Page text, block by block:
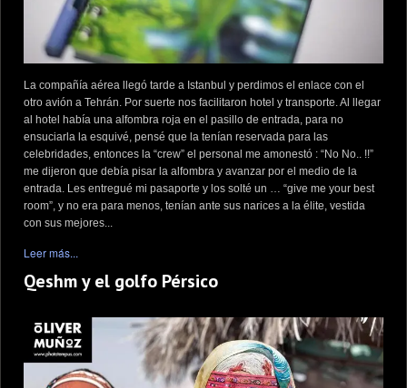
La compañía aérea llegó tarde a Istanbul y perdimos el enlace con el
otro avión a Tehrán. Por suerte nos facilitaron hotel y transporte. Al llegar
al hotel había una alfombra roja en el pasillo de entrada, para no
ensuciarla la esquivé, pensé que la tenían reservada para las
celebridades, entonces la “crew” el personal me amonestó : “No No.. !!”
me dijeron que debía pisar la alfombra y avanzar por el medio de la
entrada. Les entregué mi pasaporte y los solté un … “give me your best
room”, y no era para menos, tenían ante sus narices a la élite, vestida
con sus mejores...
Leer más...
Qeshm y el golfo Pérsico